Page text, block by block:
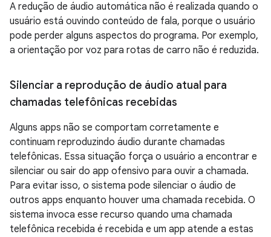
A redução de áudio automática não é realizada quando o
usuário está ouvindo conteúdo de fala, porque o usuário
pode perder alguns aspectos do programa. Por exemplo,
a orientação por voz para rotas de carro não é reduzida.
Silenciar a reprodução de áudio atual para
chamadas telefônicas recebidas
Alguns apps não se comportam corretamente e
continuam reproduzindo áudio durante chamadas
telefônicas. Essa situação força o usuário a encontrar e
silenciar ou sair do app ofensivo para ouvir a chamada.
Para evitar isso, o sistema pode silenciar o áudio de
outros apps enquanto houver uma chamada recebida. O
sistema invoca esse recurso quando uma chamada
telefônica recebida é recebida e um app atende a estas